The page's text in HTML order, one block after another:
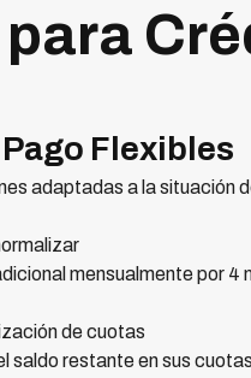
Flexibles
adaptadas a la situación
mensualmente por 4
de cuotas
saldo restante en sus